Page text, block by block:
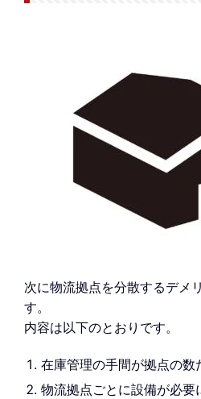
次に物流拠点を分散するデメ
す。
内容は以下のとおりです。
在庫管理の手間が拠点の数
物流拠点ごとに設備が必要